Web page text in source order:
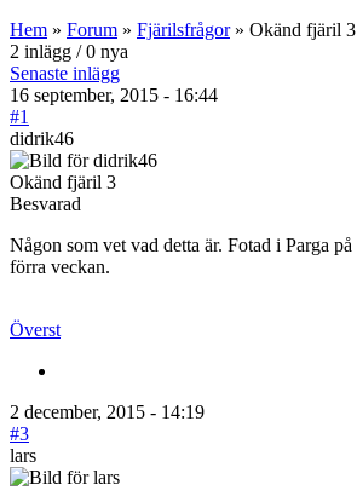
Hem » Forum » Fjärilsfrågor» Okänd fjäril 3
2 inlägg / 0 nya
Senaste inlägg
16 september, 2015 - 16:44
#1
didrik46
Okänd fjäril 3
Besvarad
Någon som vet vad detta är. Fotad i Parga
förra veckan.
Överst
2 december, 2015 - 14:19
#3
lars